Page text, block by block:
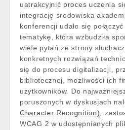
uatrakcyjnić proces uczenia
integrację środowiska
konferencji udało się
tematykę, która wzbudziła
wiele pytań ze strony
konkretnych rozwiązań
się do procesu digitalizacji,
bibliotecznej, możliwości ich
użytkowników. Do
poruszonych w dyskusjach
Character Recognition) ,
WCAG 2 w udostępnianych